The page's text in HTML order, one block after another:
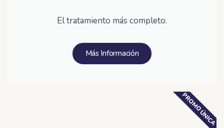
El tratamiento más completo.
Más Información
PROMO ÚNICA